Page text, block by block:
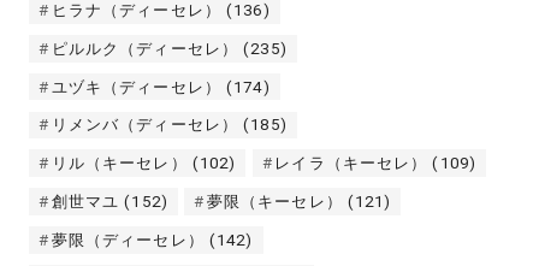
ヒラナ（ディーセレ） (136)
ピルルク（ディーセレ） (235)
ユヅキ（ディーセレ） (174)
リメンバ（ディーセレ） (185)
リル（キーセレ） (102) レイラ（キーセレ） (109)
創世マユ (152) 夢限（キーセレ） (121)
夢限（ディーセレ） (142)